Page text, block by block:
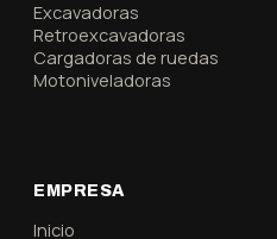
Excavadoras
Retroexcavadoras
Cargadoras de ruedas
Motoniveladoras
EMPRESA
Inicio